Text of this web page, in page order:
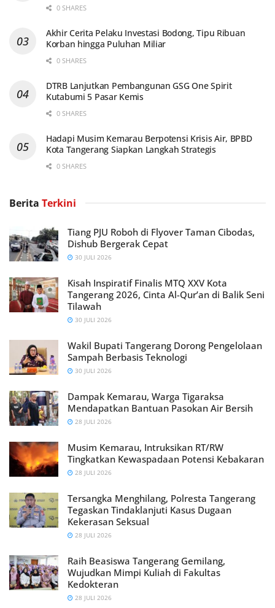
0 SHARES
Akhir Cerita Pelaku Investasi Bodong, Tipu Ribuan
Korban hingga Puluhan Miliar
0 SHARES
DTRB Lanjutkan Pembangunan GSG One Spirit
Kutabumi 5 Pasar Kemis
0 SHARES
Hadapi Musim Kemarau Berpotensi Krisis Air, BPBD
Kota Tangerang Siapkan Langkah Strategis
0 SHARES
Berita Terkini
Tiang PJU Roboh di Flyover Taman Cibodas,
Dishub Bergerak Cepat
30 JULI 2026
Kisah Inspiratif Finalis MTQ XXV Kota
Tangerang 2026, Cinta Al-Qur’an di Balik Seni
Tilawah
30 JULI 2026
Wakil Bupati Tangerang Dorong Pengelolaan
Sampah Berbasis Teknologi
30 JULI 2026
Dampak Kemarau, Warga Tigaraksa
Mendapatkan Bantuan Pasokan Air Bersih
28 JULI 2026
Musim Kemarau, Intruksikan RT/RW
Tingkatkan Kewaspadaan Potensi Kebakaran
28 JULI 2026
Tersangka Menghilang, Polresta Tangerang
Tegaskan Tindaklanjuti Kasus Dugaan
Kekerasan Seksual
28 JULI 2026
Raih Beasiswa Tangerang Gemilang,
Wujudkan Mimpi Kuliah di Fakultas
Kedokteran
28 JULI 2026